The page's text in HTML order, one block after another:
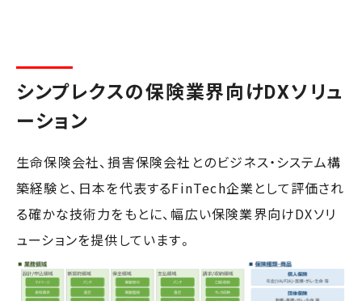
シンプレクスの保険業界向けDXソリュ
ーション
生命保険会社、損害保険会社とのビジネス・システム構
築経験と、日本を代表するFinTech企業として評価され
る確かな技術力をもとに、幅広い保険業界向けDXソリ
ューションを提供しています。